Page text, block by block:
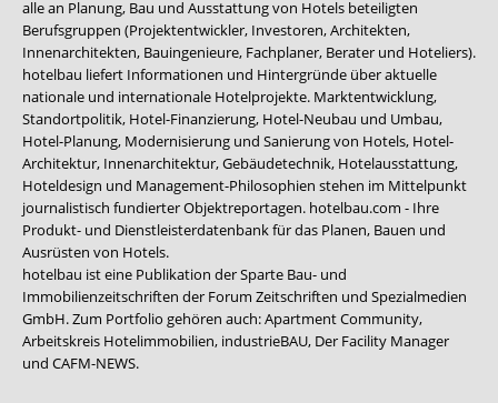
alle an Planung, Bau und Ausstattung von Hotels beteiligten
Berufsgruppen (Projektentwickler, Investoren, Architekten,
Innenarchitekten, Bauingenieure, Fachplaner, Berater und Hoteliers).
hotelbau liefert Informationen und Hintergründe über aktuelle
nationale und internationale Hotelprojekte. Marktentwicklung,
Standortpolitik, Hotel-Finanzierung, Hotel-Neubau und Umbau,
Hotel-Planung, Modernisierung und Sanierung von Hotels, Hotel-
Architektur, Innenarchitektur, Gebäudetechnik, Hotelausstattung,
Hoteldesign und Management-Philosophien stehen im Mittelpunkt
journalistisch fundierter Objektreportagen. hotelbau.com - Ihre
Produkt- und Dienstleisterdatenbank für das Planen, Bauen und
Ausrüsten von Hotels.
hotelbau ist eine Publikation der Sparte Bau- und
Immobilienzeitschriften der Forum Zeitschriften und Spezialmedien
GmbH. Zum Portfolio gehören auch:Apartment Community,
Arbeitskreis Hotelimmobilien, industrieBAU, Der Facility Manager
und CAFM-NEWS.